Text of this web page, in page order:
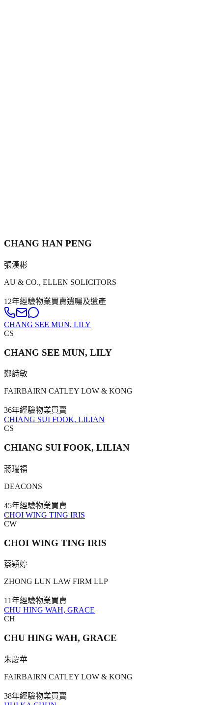
CHANG HAN PENG
張漢彬
AU & CO., ELLEN SOLICITORS
12年經驗物業買賣遺囑及遺產
CHANG SEE MUN, LILY
CS
CHANG SEE MUN, LILY
鄭詩敏
FAIRBAIRN CATLEY LOW & KONG
36年經驗物業買賣
CHIANG SUI FOOK, LILIAN
CS
CHIANG SUI FOOK, LILIAN
蔣瑞福
DEACONS
45年經驗物業買賣
CHOI WING TING IRIS
CW
CHOI WING TING IRIS
蔡穎婷
ZHONG LUN LAW FIRM LLP
11年經驗物業買賣
CHU HING WAH, GRACE
CH
CHU HING WAH, GRACE
朱慶華
FAIRBAIRN CATLEY LOW & KONG
38年經驗物業買賣